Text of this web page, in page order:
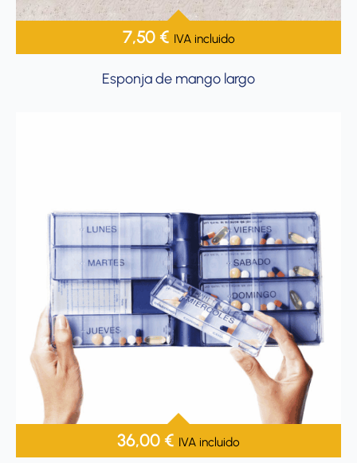
7,50€ IVA incluido
Esponja de mango largo
36,00€ IVA incluido